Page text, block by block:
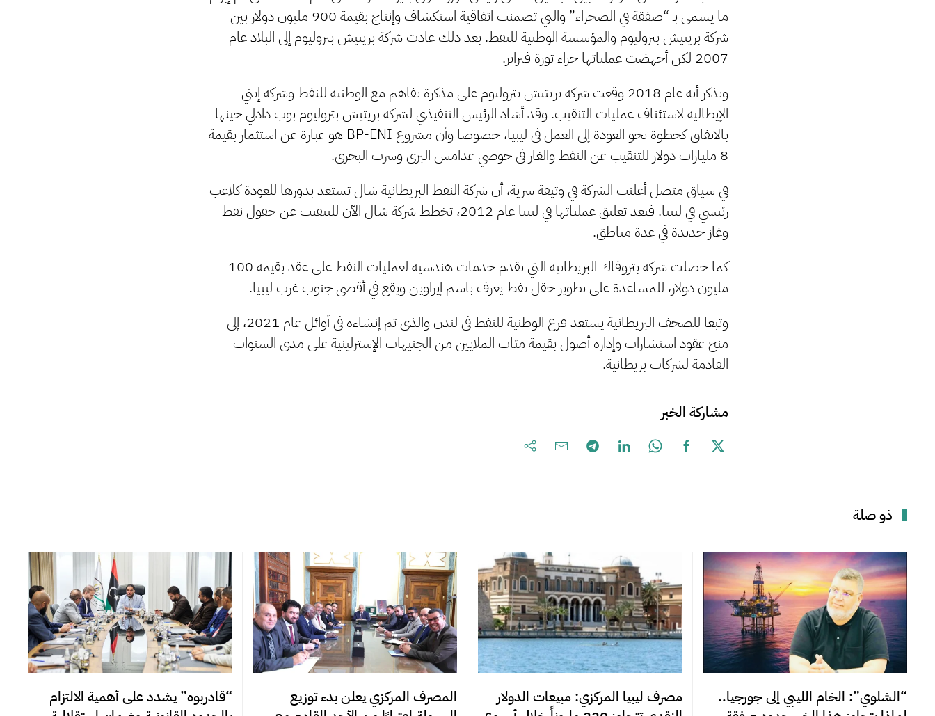
ما يسمى بـ “صفقة في الصحراء” والتي تضمنت اتفاقية استكشاف وإنتاج بقيمة 900 مليون دولار بين
شركة بريتيش بتروليوم والمؤسسة الوطنية للنفط. بعد ذلك عادت شركة بريتيش بتروليوم إلى البلاد عام
2007 لكن أجهضت عملياتها جراء ثورة فبراير.
ويذكر أنه عام 2018 وقعت شركة بريتيش بتروليوم على مذكرة تفاهم مع الوطنية للنفط وشركة إيني
الإيطالية لاستئناف عمليات التنقيب. وقد أشاد الرئيس التنفيذي لشركة بريتيش بتروليوم بوب دادلي حينها
بالاتفاق كخطوة نحو العودة إلى العمل في ليبيا، خصوصا وأن مشروع BP-ENI هو عبارة عن استثمار بقيمة
8 مليارات دولار للتنقيب عن النفط والغاز في حوضي غدامس البري وسرت البحري.
في سياق متصل أعلنت الشركة في وثيقة سرية، أن شركة النفط البريطانية شال تستعد بدورها للعودة كلاعب
رئيسي في ليبيا. فبعد تعليق عملياتها في ليبيا عام 2012، تخطط شركة شال الآن للتنقيب عن حقول نفط
وغاز جديدة في عدة مناطق.
كما حصلت شركة بتروفاك البريطانية التي تقدم خدمات هندسية لعمليات النفط على عقد بقيمة 100
مليون دولار، للمساعدة على تطوير حقل نفط يعرف باسم إيراوين ويقع في أقصى جنوب غرب ليبيا.
وتبعا للصحف البريطانية يستعد فرع الوطنية للنفط في لندن والذي تم إنشاءه في أوائل عام 2021، إلى
منح عقود استشارات وإدارة أصول بقيمة مئات الملايين من الجنيهات الإسترلينية على مدى السنوات
القادمة لشركات بريطانية.
مشاركة الخبر
ذو صلة
“الشلوي”: الخام الليبي إلى جورجيا..
مصرف ليبيا المركزي: مبيعات الدولار
المصرف المركزي يعلن بدء توزيع
“قادربوه” يشدد على أهمية الالتزام